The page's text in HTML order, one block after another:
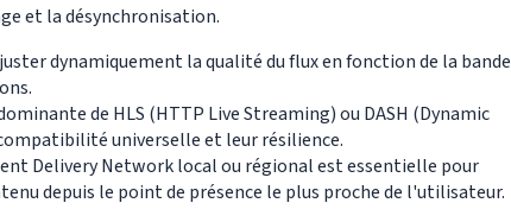
et la désynchronisation.
dynamiquement la qualité du flux en fonction de la bande
de HLS (HTTP Live Streaming) ou DASH (Dynamic
universelle et leur résilience.
Delivery Network local ou régional est essentielle pour
depuis le point de présence le plus proche de l'utilisateur.